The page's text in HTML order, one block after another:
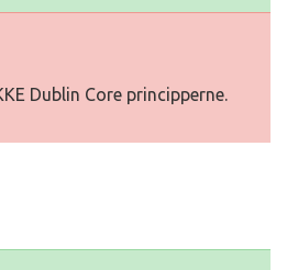
Dublin Core principperne.